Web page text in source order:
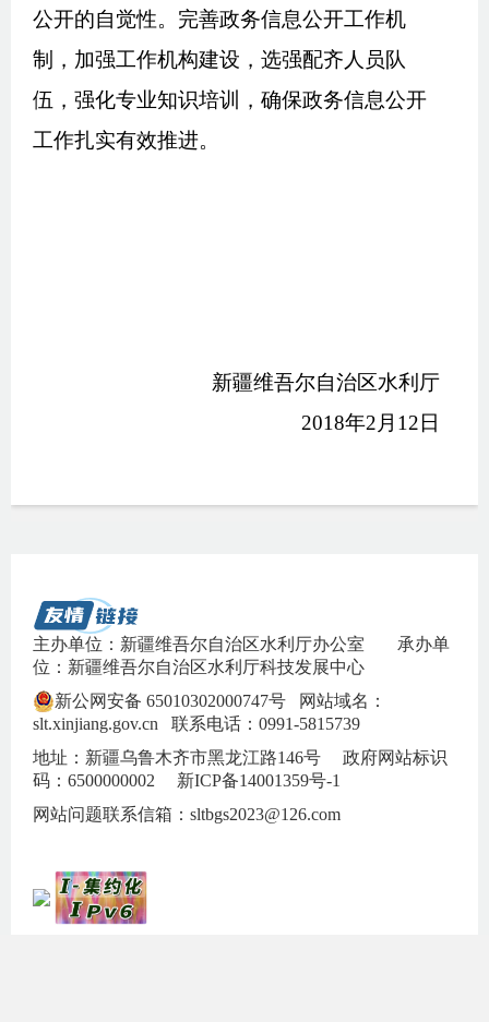
公开的自觉性。完善政务信息公开工作机
制，加强工作机构建设，选强配齐人员队
伍，强化专业知识培训，确保政务信息公开
工作扎实有效推进。
新疆维吾尔自治区水利厅
2018年2 月 12 日
主办单位：新疆维吾尔自治区水利厅办公室
承办单
位：新疆维吾尔自治区水利厅科技发展中心
新公网安备 65010302000747号 网站域名：
slt.xinjiang.gov.cn 联系电话：0991-5815739
地址：新疆乌鲁木齐市黑龙江路146号 政府网站标识
码：6500000002
新ICP备14001359号-1
网站问题联系信箱：sltbgs2023@126.com